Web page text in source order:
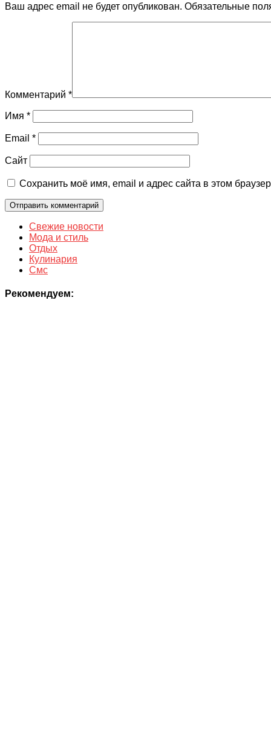
Ваш адрес email не будет опубликован. Обязательные
Комментарий *
Имя *
Email *
Сайт
Сохранить моё имя, email и адрес сайта в этом
Свежие новости
Мода и стиль
Отдых
Кулинария
Смс
Рекомендуем: